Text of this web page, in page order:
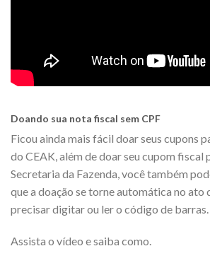
Doando sua nota fiscal sem CPF
Ficou ainda mais fácil doar seus cupons
do CEAK, além de doar seu cupom fiscal
Secretaria da Fazenda, você também
que a doação se torne automática no ato
precisar digitar ou ler o código de barras.
Assista o vídeo e saiba como.